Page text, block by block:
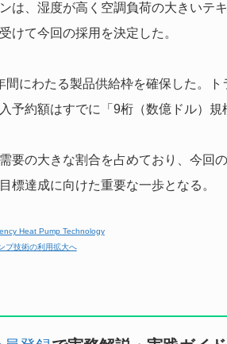
は、湿度が高く空調負荷の大きいテ
けて今回の採用を決定した。
にわたる製品供給枠を確保した。ト
予約額はすでに「9桁（数億ドル）規
要の大きな割合を占めており、今回
標達成に向けた重要な一歩となる。
Heat Pump Technology
プ技術の利用拡大へ